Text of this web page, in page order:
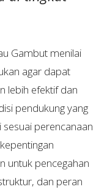
Gambut menilai
agar dapat
lebih efektif dan
pendukung yang
perencanaan
untuk pencegahan
dan peran